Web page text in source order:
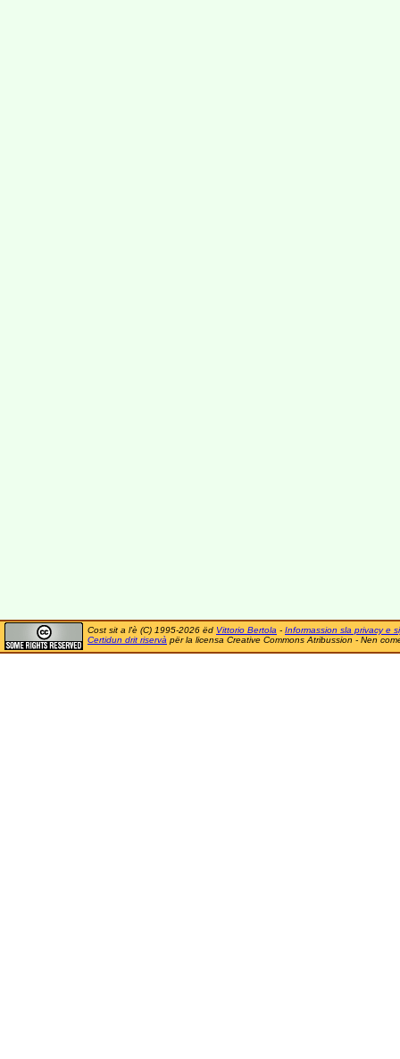
Cost sit a l'è (C) 1995-2026 ëd Vittorio Bertola - Informassion sla privacy e
Certidun drit riservà për la licensa Creative Commons Atribussion - Nen